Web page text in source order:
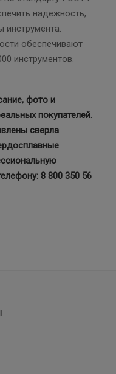
надежность,
инструмента.
обеспечивают
инструментов.
фото и
покупателей.
сверла
8 800 350 56